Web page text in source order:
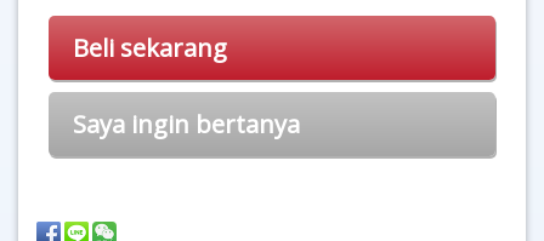
Beli sekarang
Saya ingin bertanya